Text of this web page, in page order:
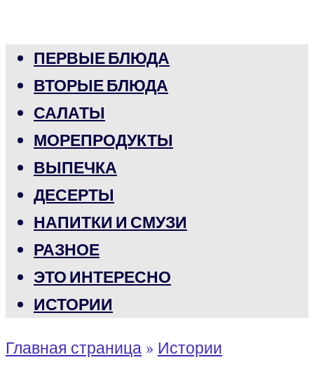
ПЕРВЫЕ БЛЮДА
ВТОРЫЕ БЛЮДА
САЛАТЫ
МОРЕПРОДУКТЫ
ВЫПЕЧКА
ДЕСЕРТЫ
НАПИТКИ И СМУЗИ
РАЗНОЕ
ЭТО ИНТЕРЕСНО
ИСТОРИИ
Главная страница » Истории